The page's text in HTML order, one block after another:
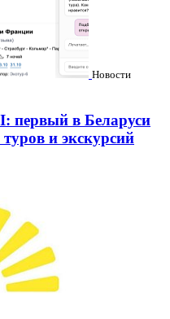
Новости
первый в Беларуси
и экскурсий